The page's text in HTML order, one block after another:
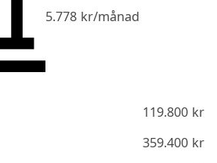
5.778 kr/månad
119.800kr
359.400kr